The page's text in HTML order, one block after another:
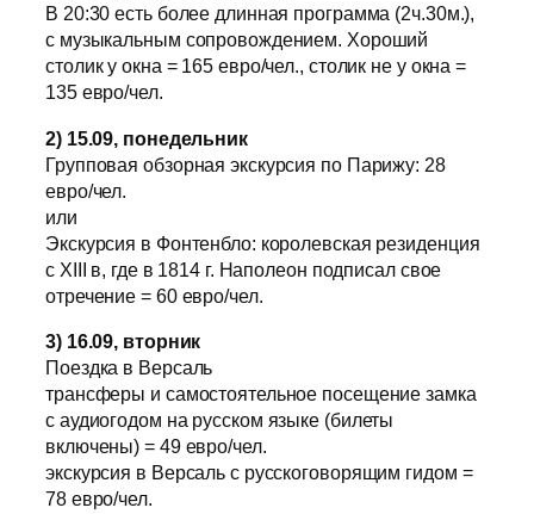
В 20:30 есть более длинная программа (2ч.30м.),
с музыкальным сопровождением. Хороший
столик у окна = 165 евро/чел., столик не у окна =
135 евро/чел.
2) 15.09, понедельник
Групповая обзорная экскурсия по Парижу: 28
евро/чел.
или
Экскурсия в Фонтенбло: королевская резиденция
с XIII в, где в 1814 г. Наполеон подписал свое
отречение = 60 евро/чел.
3) 16.09, вторник
Поездка в Версаль
трансферы и самостоятельное посещение замка
с аудиогодом на русском языке (билеты
включены) = 49 евро/чел.
экскурсия в Версаль с русскоговорящим гидом =
78 евро/чел.